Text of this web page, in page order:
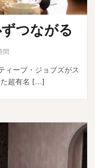
つながる
間
ーブ・ジョブズがス
た超有名 […]